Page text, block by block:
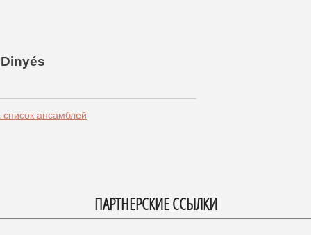
Dinyés
список ансамблей
ПАРТНЕРСКИЕ ССЫЛКИ